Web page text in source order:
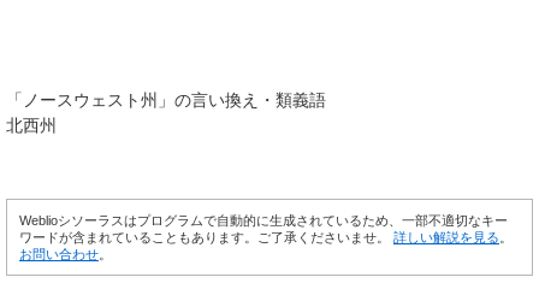
「 ノースウェスト州 」の言い換え・類義語
北西州
Weblioシソーラスはプログラムで自動的に生成されているため、一部不適切なキー
ワードが含まれていることもあります。ご了承くださいませ。 詳しい解説を見る
お問い合わせ